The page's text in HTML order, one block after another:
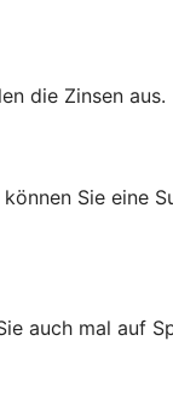
die Zinsen aus.
Sie eine
auch mal auf